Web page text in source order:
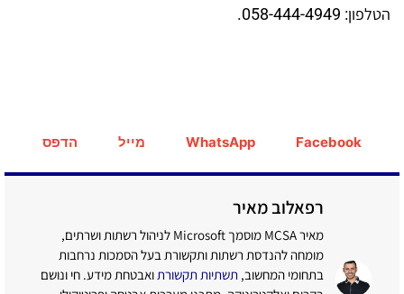
הטלפון: 058-444-4949.
Facebook
WhatsApp מייל הדפס
רפאלוב מאיר
מאיר MCSA מוסמך Microsoft לניהול רשתות ושרתים,
מומחה להנדסת רשתות ותקשורת בעל הסמכות נרחבות
בתחומי המחשוב, תשתיות תקשורתואבטחת מידע. חי ונושם